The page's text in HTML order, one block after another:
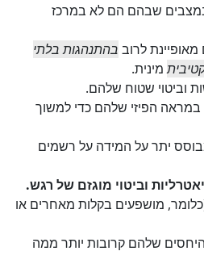
שבהם הם לא במרכז
לרוב בהתנהגות בלתי
מינית.
וביטוי שטוח שלהם.
הפיזי שלהם כדי למשוך
יתר על המידה על רשמים
וביטוי מוגזם של רגש.
מושפעים בקלות מאחרים או
שלהם קרובות יותר ממה